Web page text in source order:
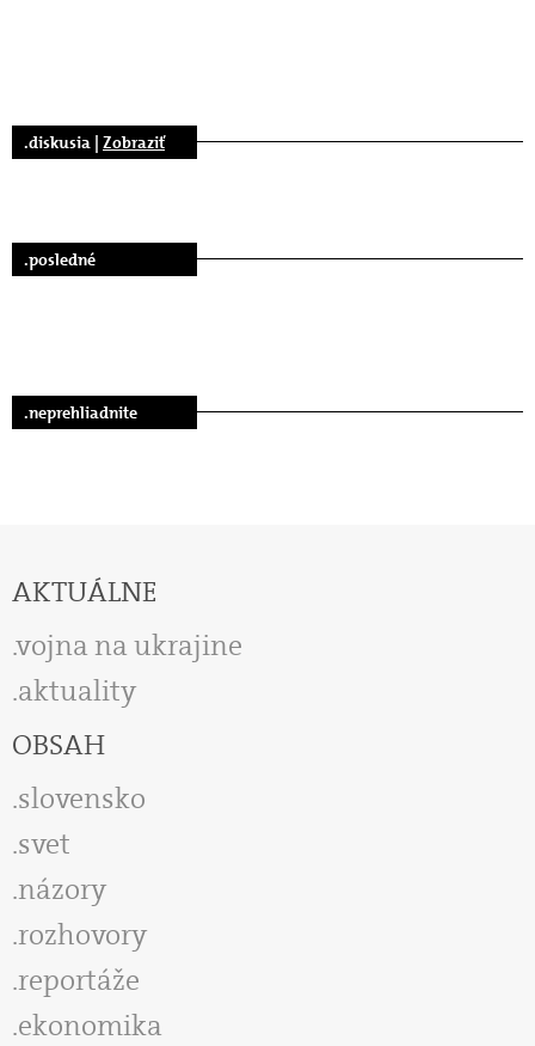
.diskusia | Zobraziť
.posledné
.neprehliadnite
AKTUÁLNE
vojna na ukrajine
aktuality
OBSAH
slovensko
svet
názory
rozhovory
reportáže
ekonomika